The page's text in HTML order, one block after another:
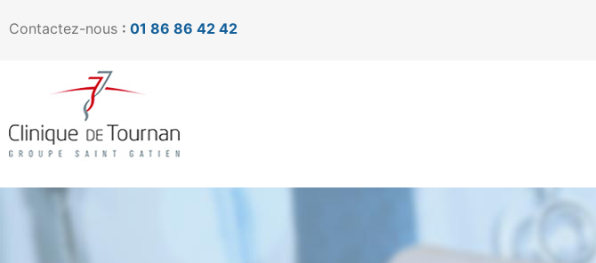
Contactez-nous : 01 86 86 42 42